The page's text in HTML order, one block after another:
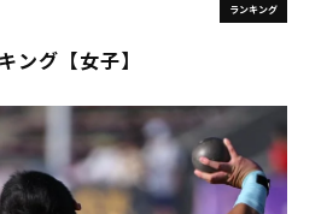
ランキング
ング【女子】